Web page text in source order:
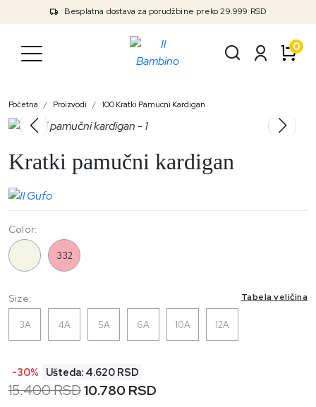
Besplatna dostava za porudžbine preko 29.999 RSD
0
Početna Proizvodi 100 Kratki Pamucni Kardigan
Kratki pamučni kardigan
Size: Tabela veličina
3A 4A 5A 6A 10A 12A
Color:
332
-30% Ušteda: 4.620 RSD
15.400 RSD10.780 RSD